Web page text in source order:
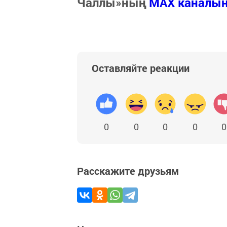
Оставляйте реакции
0 0 0 0 0
Расскажите друзьям